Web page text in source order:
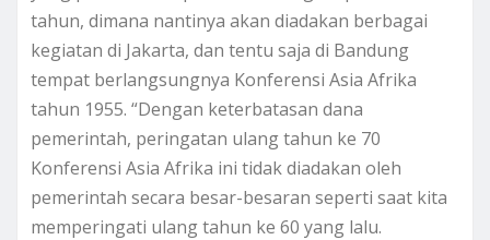
tahun, dimana nantinya akan diadakan berbagai
kegiatan di Jakarta, dan tentu saja di Bandung
tempat berlangsungnya Konferensi Asia Afrika
tahun 1955. “Dengan keterbatasan dana
pemerintah, peringatan ulang tahun ke 70
Konferensi Asia Afrika ini tidak diadakan oleh
pemerintah secara besar-besaran seperti saat kita
memperingati ulang tahun ke 60 yang lalu.